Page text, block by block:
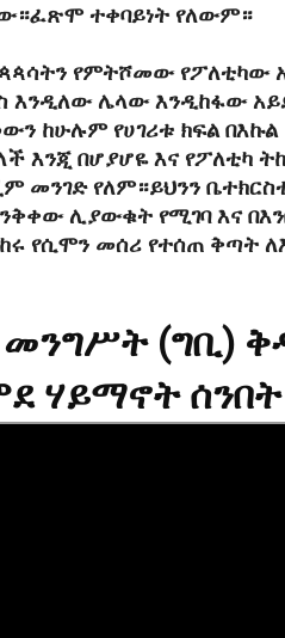
ተቀባይነት የለውም።
ጳጳሳትን የምትሾመው የፖለቲካው
እንዲለው ሌላው እንዲከፋው
ከሁሉም የሀገሪቱ ክፍል
እንጂ በሆያሆዬ እና የፖለቲካ
መንገድ የለም።ይህንን
ሊያውቁት የሚገባ እና
የሲሞን መሰሪ የተሰጠ ቅጣት
(ግቢ)
ሃይማኖት